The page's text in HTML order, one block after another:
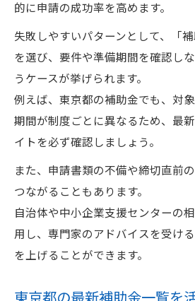
補助金制度を見極める探
ト
中小企業の課題別補助金
東京都補助金を選ぶ探し
中小企業補助金探し方と
東京都の信頼できる補助
る
東京都補助金探しに役立
的に申請の成功率を高めます。
失敗しやすいパターンとして、「
を選び、要件や準備期間を確認し
うケースが挙げられます。
例えば、東京都の補助金でも、対
期間が制度ごとに異なるため、最
イトを必ず確認しましょう。
また、申請書類の不備や締切直前
つながることもあります。
自治体や中小企業支援センターの
用し、専門家のアドバイスを受け
を上げることができます。